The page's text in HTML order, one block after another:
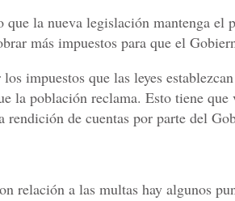
que la nueva legislación mantenga el
más impuestos para que el
impuestos que las leyes
la población reclama. Esto tiene
rendición de cuentas por parte del
relación a las multas hay algunos